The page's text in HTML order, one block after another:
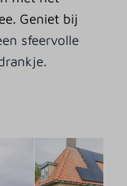
Geniet bij
sfeervolle